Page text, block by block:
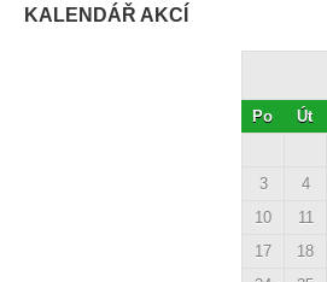
KALENDÁŘ AKCÍ
Po Út
3
4
10
11
17
18